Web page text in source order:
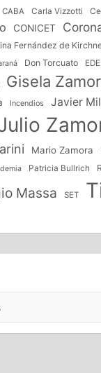
CABA Carla Vizzotti
CONICET
Fernández de
Don Torcuato
Gisela
Incendios Javier
Mario Zamora
Patricia Bullrich
Massa SET